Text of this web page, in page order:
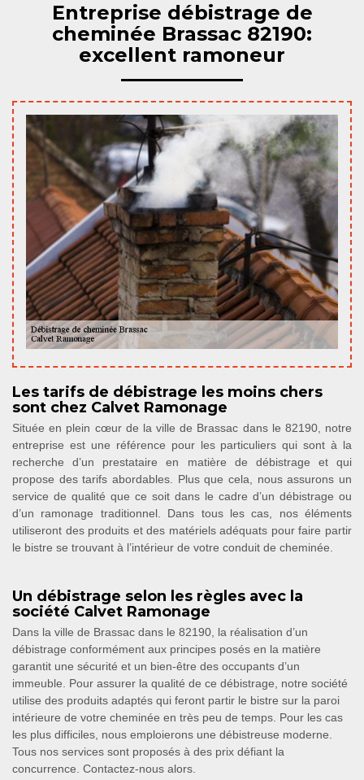
Entreprise débistrage de
cheminée Brassac 82190:
excellent ramoneur
Les tarifs de débistrage les moins chers
sont chez Calvet Ramonage
Située en plein cœur de la ville de Brassac dans le 82190, notre
entreprise est une référence pour les particuliers qui sont à la
recherche d’un prestataire en matière de débistrage et qui
propose des tarifs abordables. Plus que cela, nous assurons un
service de qualité que ce soit dans le cadre d’un débistrage ou
d’un ramonage traditionnel. Dans tous les cas, nos éléments
utiliseront des produits et des matériels adéquats pour faire partir
le bistre se trouvant à l’intérieur de votre conduit de cheminée.
Un débistrage selon les règles avec la
société Calvet Ramonage
Dans la ville de Brassac dans le 82190, la réalisation d’un
débistrage conformément aux principes posés en la matière
garantit une sécurité et un bien-être des occupants d’un
immeuble. Pour assurer la qualité de ce débistrage, notre société
utilise des produits adaptés qui feront partir le bistre sur la paroi
intérieure de votre cheminée en très peu de temps. Pour les cas
les plus difficiles, nous emploierons une débistreuse moderne.
Tous nos services sont proposés à des prix défiant la
concurrence. Contactez-nous alors.